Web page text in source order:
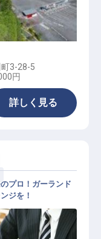
マネージャー
3-28-5
円
詳しく見る
プロ！ガーランド
ジを！